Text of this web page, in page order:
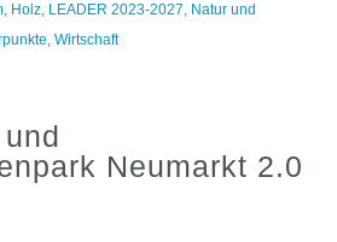
, Holz, LEADER 2023-2027, Natur und
,Wirtschaft
Neumarkt 2.0